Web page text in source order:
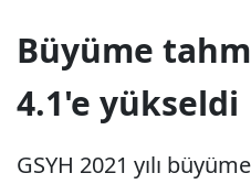
Büyüme
4.1'e yükseldi
GSYH 2021 yılı